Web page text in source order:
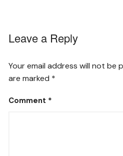
Leave a Reply
Your email address will not be
are marked *
Comment *